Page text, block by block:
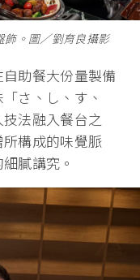
飾。圖∕劉育良攝影
助餐大份量製備
さ、し、す、
法融入餐台之
構成的味覺脈
膩講究。